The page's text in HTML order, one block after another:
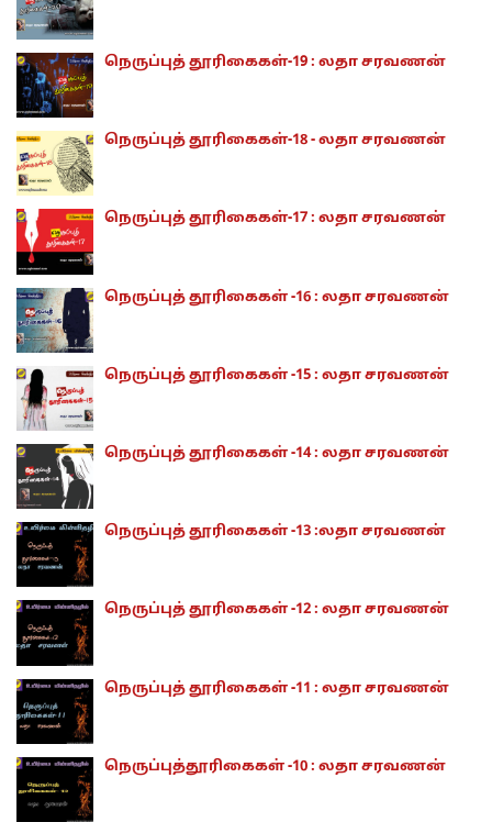
நெருப்புத் தூரிகைகள்-19 : லதா சரவணன்
நெருப்புத் தூரிகைகள்-18 - லதா சரவணன்
நெருப்புத் தூரிகைகள்-17 : லதா சரவணன்
நெருப்புத் தூரிகைகள் -16 : லதா சரவணன்
நெருப்புத் தூரிகைகள் -15 : லதா சரவணன்
நெருப்புத் தூரிகைகள் -14 : லதா சரவணன்
நெருப்புத் தூரிகைகள் -13 :லதா சரவணன்
நெருப்புத் தூரிகைகள் -12 : லதா சரவணன்
நெருப்புத் தூரிகைகள் -11 : லதா சரவணன்
நெருப்புத்தூரிகைகள் -10 : லதா சரவணன்